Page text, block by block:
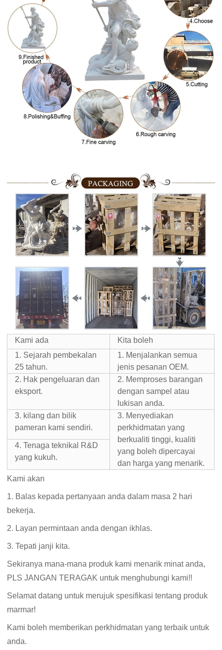
Kami ada
Kita boleh
1. Sejarah pembekalan
25 tahun.
1. Menjalankan semua
jenis pesanan OEM.
2. Hak pengeluaran dan
eksport.
2. Memproses barangan
dengan sampel atau
lukisan anda.
3. kilang dan bilik
pameran kami sendiri.
3. Menyediakan
perkhidmatan yang
berkualiti tinggi, kualiti
yang boleh dipercayai
dan harga yang menarik.
4. Tenaga teknikal R&D
yang kukuh.
Kami akan
1. Balas kepada pertanyaan anda dalam masa 2 hari
bekerja.
2. Layan permintaan anda dengan ikhlas.
3. Tepati janji kita.
Sekiranya mana-mana produk kami menarik minat anda,
PLS JANGAN TERAGAK untuk menghubungi kami!!
Selamat datang untuk merujuk spesifikasi tentang produk
marmar!
Kami boleh memberikan perkhidmatan yang terbaik untuk
anda.